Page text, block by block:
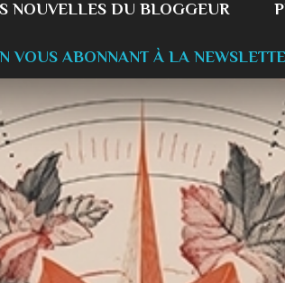
NOUVELLES DU BLOGGEUR
VOUS ABONNANT À LA